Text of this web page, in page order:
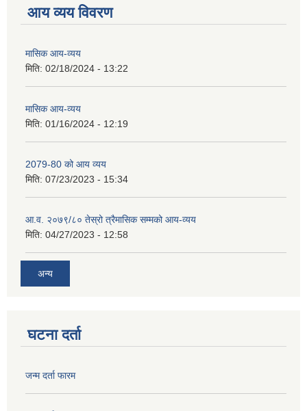
आय व्यय विवरण
मासिक आय-व्यय
मिति: 02/18/2024 - 13:22
मासिक आय-व्यय
मिति: 01/16/2024 - 12:19
2079-80 को आय व्यय
मिति: 07/23/2023 - 15:34
आ.व. २०७९/८० तेस्रो त्रैमासिक सम्मको आय-व्यय
मिति: 04/27/2023 - 12:58
अन्य
घटना दर्ता
जन्म दर्ता फारम